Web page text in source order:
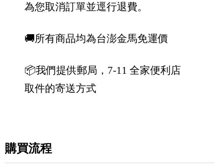
為您取消訂單並逕行退費。
🚚所有商品均為台澎金馬免運價
📦我們提供郵局，7-11 全家便利店
取件的寄送方式
購買流程